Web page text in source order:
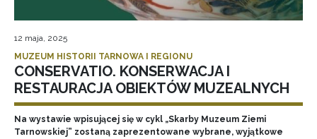
12 maja, 2025
MUZEUM HISTORII TARNOWA I REGIONU
CONSERVATIO. KONSERWACJA I
RESTAURACJA OBIEKTÓW MUZEALNYCH
Na wystawie wpisującej się w cykl „Skarby Muzeum Ziemi
Tarnowskiej” zostaną zaprezentowane wybrane, wyjątkowe